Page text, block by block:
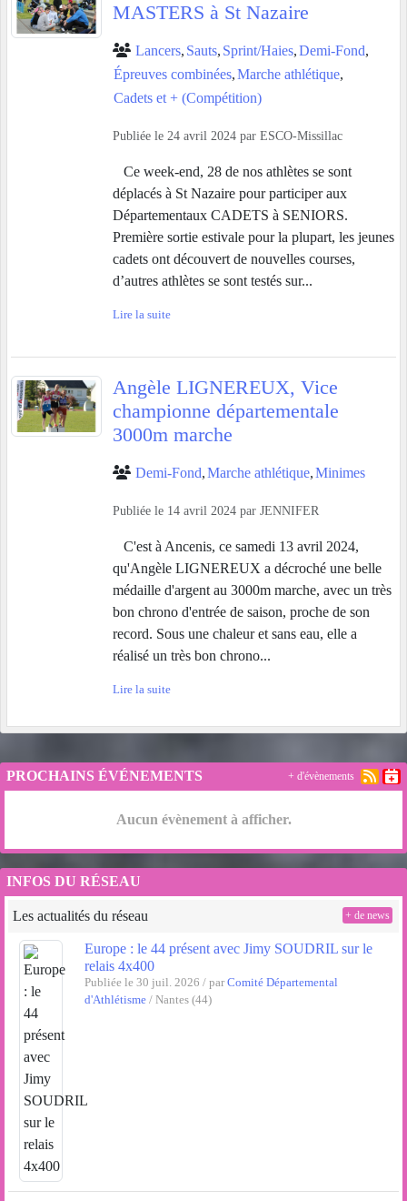
MASTERS à St Nazaire
Lancers Sauts Sprint/Haies Demi-Fond
Épreuves combinées Marche athlétique
Cadets et + (Compétition)
Publiée le 24 avril 2024 par ESCO-Missillac
Ce week-end, 28 de nos athlètes se sont
déplacés à St Nazaire pour participer aux
Départementaux CADETS à SENIORS.
Première sortie estivale pour la plupart, les jeunes
cadets ont découvert de nouvelles courses,
d’autres athlètes se sont testés sur...
Lire la suite
Angèle LIGNEREUX, Vice
championne départementale
3000m marche
Demi-Fond Marche athlétique Minimes
Publiée le 14 avril 2024 par JENNIFER
C'est à Ancenis, ce samedi 13 avril 2024,
qu'Angèle LIGNEREUX a décroché une belle
médaille d'argent au 3000m marche, avec un très
bon chrono d'entrée de saison, proche de son
record. Sous une chaleur et sans eau, elle a
réalisé un très bon chrono...
Lire la suite
PROCHAINS ÉVÉNEMENTS
Aucun évènement à afficher.
+ d'évènements
INFOS DU RÉSEAU
Les actualités du réseau
Europe : le 44 présent avec Jimy SOUDRIL sur le
relais 4x400
Publiée le 30 juil. 2026 / par Comité Départemental
d'Athlétisme/ Nantes (44)
+ de news